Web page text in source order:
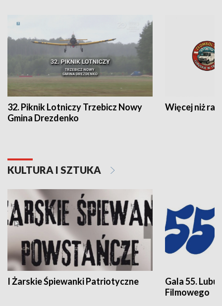
32. Piknik Lotniczy Trzebicz Nowy
Gmina Drezdenko
Więcej niż rajd
KULTURA I SZTUKA
I Żarskie Śpiewanki Patriotyczne
Gala 55.
Filmowego